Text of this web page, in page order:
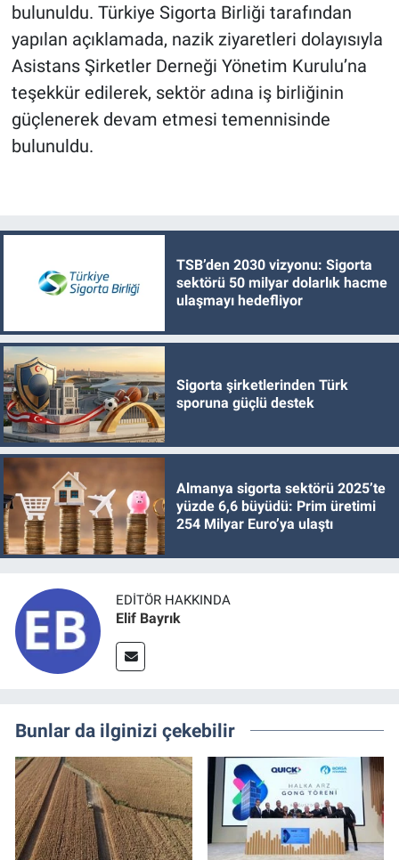
bulunuldu. Türkiye Sigorta Birliği tarafından
yapılan açıklamada, nazik ziyaretleri dolayısıyla
Asistans Şirketler Derneği Yönetim Kurulu’na
teşekkür edilerek, sektör adına iş birliğinin
güçlenerek devam etmesi temennisinde
bulunuldu.
TSB’den 2030 vizyonu: Sigorta
sektörü 50 milyar dolarlık hacme
ulaşmayı hedefliyor
Sigorta şirketlerinden Türk
sporuna güçlü destek
Almanya sigorta sektörü 2025’te
yüzde 6,6 büyüdü: Prim üretimi
254 Milyar Euro’ya ulaştı
EDITÖR HAKKINDA
Elif Bayrık
Bunlar da ilginizi çekebilir